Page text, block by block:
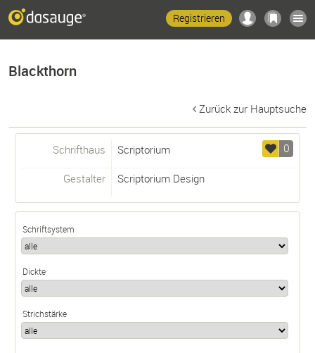
Registrieren
Blackthorn
Zurück zur Hauptsuche
0
Schrifthaus Scriptorium
Gestalter Scriptorium Design
Schriftsystem
Dickte
Strichstärke